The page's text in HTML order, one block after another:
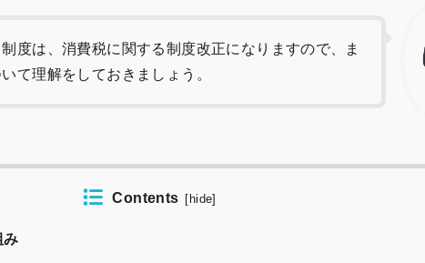
度は、消費税に関する制度改正になりますので、ま
て理解をしておきましょう。
Contents hide
み